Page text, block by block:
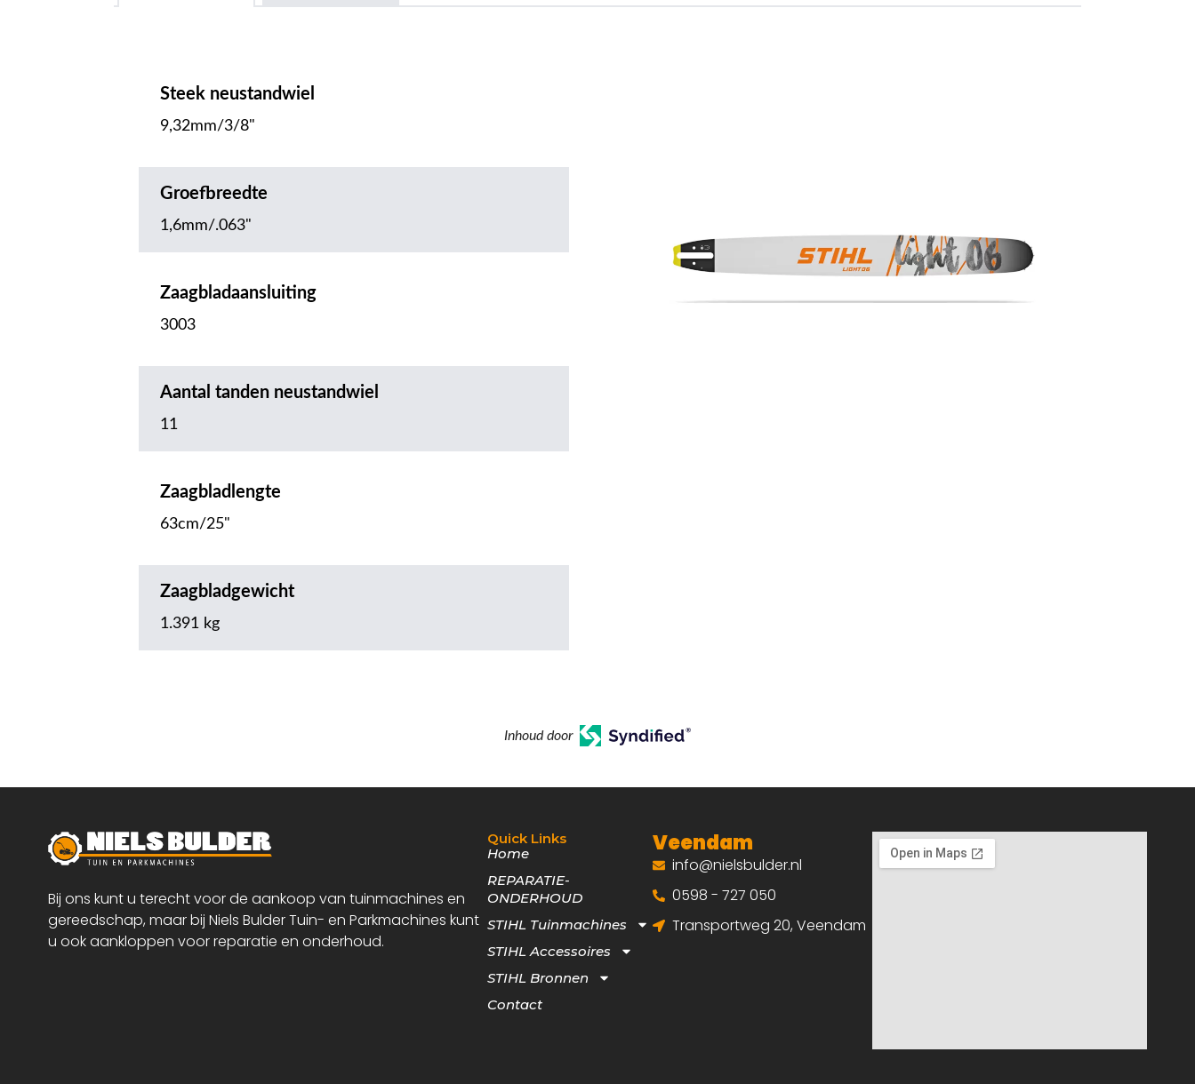
Steek neustandwiel
9,32mm/3/8"
Groefbreedte
1,6mm/.063"
Zaagbladaansluiting
3003
Aantal tanden neustandwiel
11
Zaagbladlengte
63cm/25"
Zaagbladgewicht
1.391 kg
Inhoud door
Bij ons kunt u terecht voor de aankoop van tuinmachines en
gereedschap, maar bij Niels Bulder Tuin- en Parkmachines kunt
u ook aankloppen voor reparatie en onderhoud.
Quick Links
Home
REPARATIE-
ONDERHOUD
STIHL Tuinmachines
STIHL Accessoires
STIHL Bronnen
Contact
Veendam
info@nielsbulder.nl
0598 - 727 050
Transportweg 20, Veendam